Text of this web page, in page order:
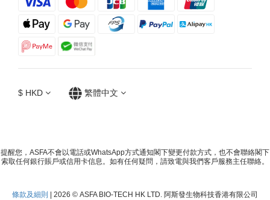
$ HKD 繁體中文
提醒您，ASFA不會以電話或WhatsApp方式通知閣下變更付款方式，也不會聯絡閣下
索取任何銀行賬戶或信用卡信息。如有任何疑問，請致電與我們客戶服務主任聯絡。
條款及細則 | 2026 © ASFA BIO-TECH HK LTD. 阿斯發生物科技香港有限公司